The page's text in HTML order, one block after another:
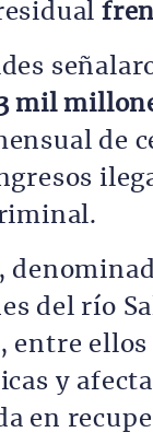
mil
de
del río
, entre
y
en